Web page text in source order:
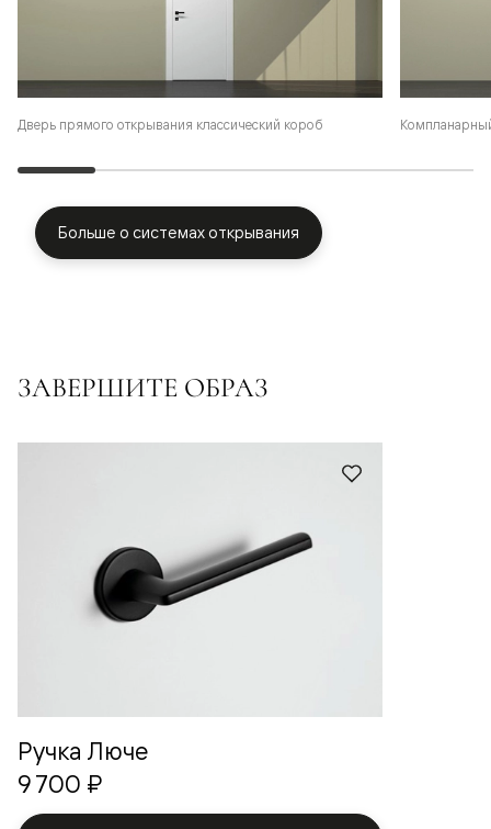
Дверь прямого открывания классический короб
Больше о системах открывания
ЗАВЕРШИТЕ ОБРАЗ
Ручка Люче
9 700 ₽